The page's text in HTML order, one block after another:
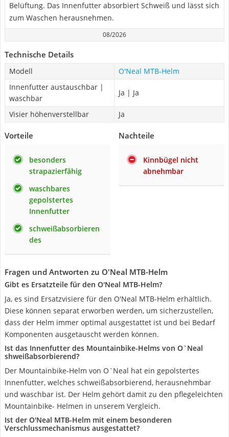
Belüftung. Das Innenfutter absorbiert Schweiß und lässt sich
zum Waschen herausnehmen.
08/2026
Technische Details
Modell
O'Neal MTB-Helm
Innenfutter austauschbar |
waschbar
Ja | Ja
Visier höhenverstellbar Ja
Vorteile
besonders
strapazierfähig
waschbares
gepolstertes
Innenfutter
schweißabsorbieren
des
Nachteile
Kinnbügel nicht
abnehmbar
Fragen und Antworten zu O'Neal MTB-Helm
Gibt es Ersatzteile für den O'Neal MTB-Helm?
Ja, es sind Ersatzvisiere für den O'Neal MTB-Helm erhältlich.
Diese können separat erworben werden, um sicherzustellen,
dass der Helm immer optimal ausgestattet ist und bei Bedarf
Komponenten ausgetauscht werden können.
Ist das Innenfutter des Mountainbike-Helms von O`Neal
shweißabsorbierend?
Der Mountainbike-Helm von O`Neal hat ein gepolstertes
Innenfutter, welches schweißabsorbierend, herausnehmbar
und waschbar ist. Der Helm gehört damit zu den pflegeleichten
Mountainbike- Helmen in unserem Vergleich.
Ist der O'Neal MTB-Helm mit einem besonderen
Verschlussmechanismus ausgestattet?